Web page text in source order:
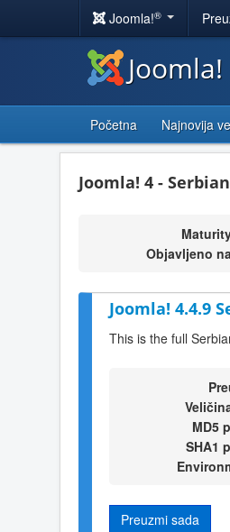
Joomla!®
Početna Najnovija
Joomla! 4 -
Objavljeno
Joomla! 4.4.9
This is the full
MD5
SHA1
Preuzmi sada